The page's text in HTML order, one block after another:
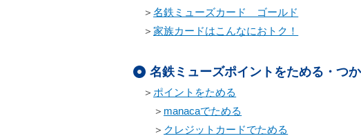
＞名鉄ミューズカード ゴールド
＞家族カードはこんなにおトク！
名鉄ミューズポイントをためる・つか
＞ ポイントをためる
＞ manacaでためる
＞ クレジットカードでためる